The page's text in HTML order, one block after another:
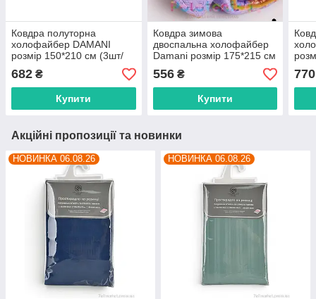
Ковдра полуторна
холофайбер DAMANI
розмір 150*210 см (3шт/
пач) "BOLERO" купити
недорого від прямого
постачальника
682 ₴
Купити
Ковдра зимова
двоспальна холофайбер
Damani розмір 175*215 см
(2 шт./пач.) "BOLERO"
недорого від прямого
постачальника
556₴
Купити
пач)
від
770
Акційні пропозиції та новинки
НОВИНКА 06.08.26 НОВИНКА 06.08.26